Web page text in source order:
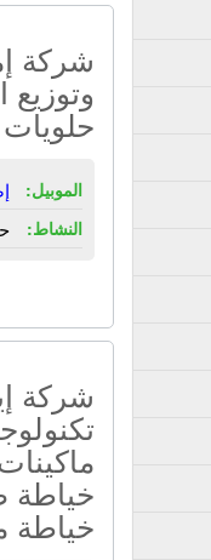
شركة
وتوزيع
الموبيل:
النشاط:
شركة
خياطة
خياطة